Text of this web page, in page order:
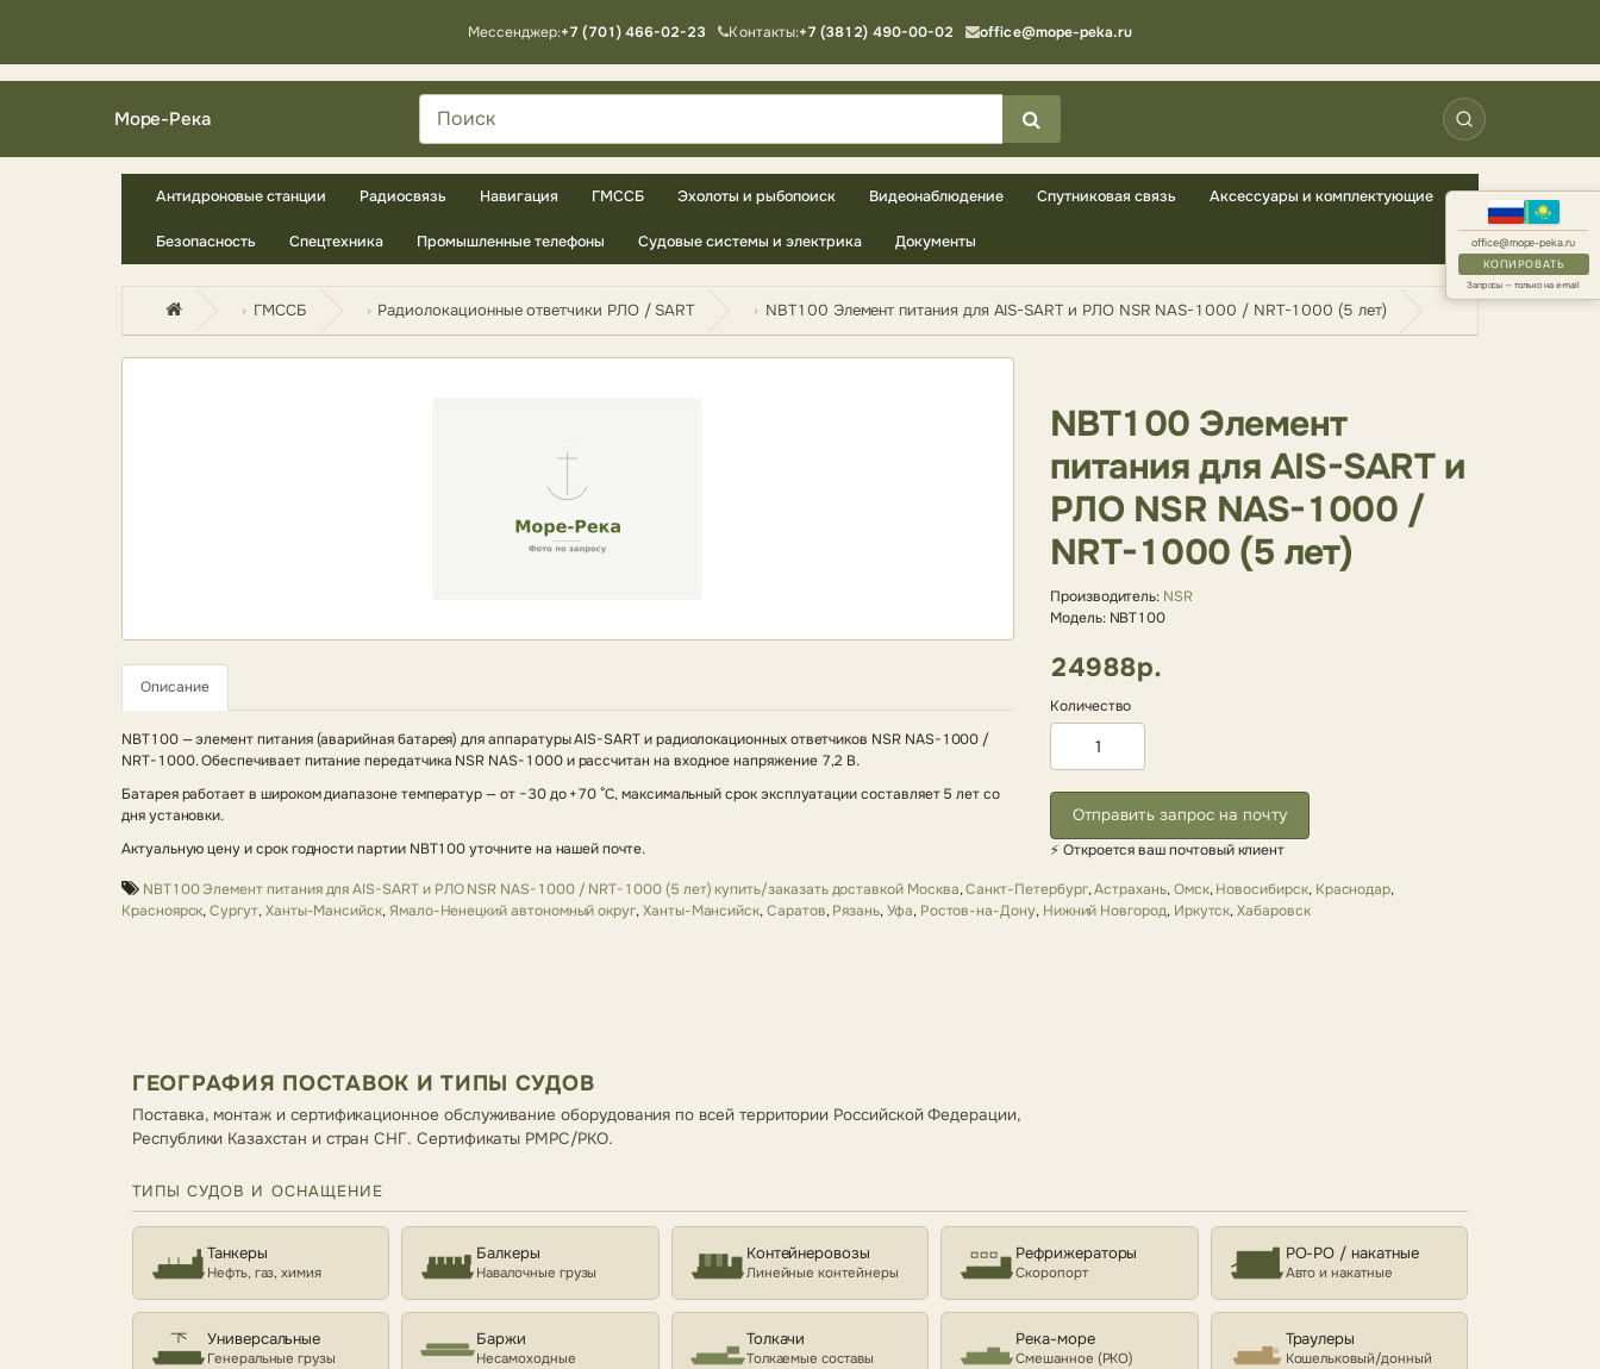
office@mope-peka.ru
КОПИРОВАТЬ
Запросы — только на e-mail
Мессенджер:+7 (701) 466-02-23 Контакты:+7 (3812) 490-00-02 office@mope-peka.ru
Море-Река
Антидроновые станции Радиосвязь Навигация ГМССБ Эхолоты и рыбопоиск Видеонаблюдение Спутниковая связь Аксессуары и комплектующие
Безопасность Спецтехника Промышленные телефоны Судовые системы и электрика Документы
ГМССБ Радиолокационные ответчики РЛО / SART NBT100 Элемент питания для AIS-SART и РЛО NSR NAS-1000 / NRT-1000 (5 лет)
Описание
NBT100 — элемент питания (аварийная батарея) для аппаратуры AIS-SART и радиолокационных ответчиков NSR NAS-1000 /
NRT-1000. Обеспечивает питание передатчика NSR NAS-1000 и рассчитан на входное напряжение 7,2 В.
Батарея работает в широком диапазоне температур — от −30 до +70 °C, максимальный срок эксплуатации составляет 5 лет со
дня установки.
Актуальную цену и срок годности партии NBT100 уточните на нашей почте.
NBT100 Элемент
питания для AIS-SART и
РЛО NSR NAS-1000 /
NRT-1000 (5 лет)
Производитель: NSR
Модель: NBT100
24988р.
Количество
Отправить запрос на почту
⚡ Откроется ваш почтовый клиент
NBT100 Элемент питания для AIS-SART и РЛО NSR NAS-1000 / NRT-1000 (5 лет) купить/заказать доставкой Москва,Санкт-Петербург,Астрахань,Омск,Новосибирск, Краснодар,
Красноярск,Сургут,Ханты-Мансийск,Ямало-Ненецкий автономный округ,Ханты-Мансийск,Саратов,Рязань,Уфа, Ростов-на-Дону, Нижний Новгород, Иркутск,Хабаровск
ГЕОГРАФИЯ ПОСТАВОК И ТИПЫ СУДОВ
Поставка, монтаж и сертификационное обслуживание оборудования по всей территории Российской Федерации,
Республики Казахстан и стран СНГ. Сертификаты РМРС/РКО.
ТИПЫ СУДОВ И ОСНАЩЕНИЕ
Танкеры
Нефть, газ, химия
Балкеры
Навалочные грузы
Контейнеровозы
Линейные контейнеры
Рефрижераторы
Скоропорт
РО-РО / накатные
Авто и накатные
Универсальные
Генеральные грузы
Баржи
Несамоходные
Толкачи
Толкаемые составы
Река-море
Смешанное (РКО)
Траулеры
Кошельковый/донный